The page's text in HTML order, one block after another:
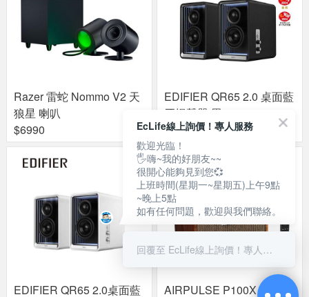
Razer 雷蛇 Nommo V2 天
狼星 喇叭
$6990
EDIFIER QR65 2.0 桌面藍
牙揚聲器 黑
$9890
EDIFIER QR65 2.0桌面藍 AIRPULSE P100X 一體式
EcLife線上詢價！專人服務
歡迎光臨！
🖐嗨~我的好朋友~~
很開心能夠見到您💞
上班時間(星期一~星期五)上午9點
~晚上5點
如有任何問題，歡迎與我們聯絡。
回覆至 EcLife線上詢價！專人服務